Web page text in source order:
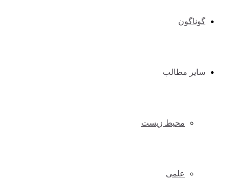
گوناگون
سایر مطالب
محیط زیست
علمی